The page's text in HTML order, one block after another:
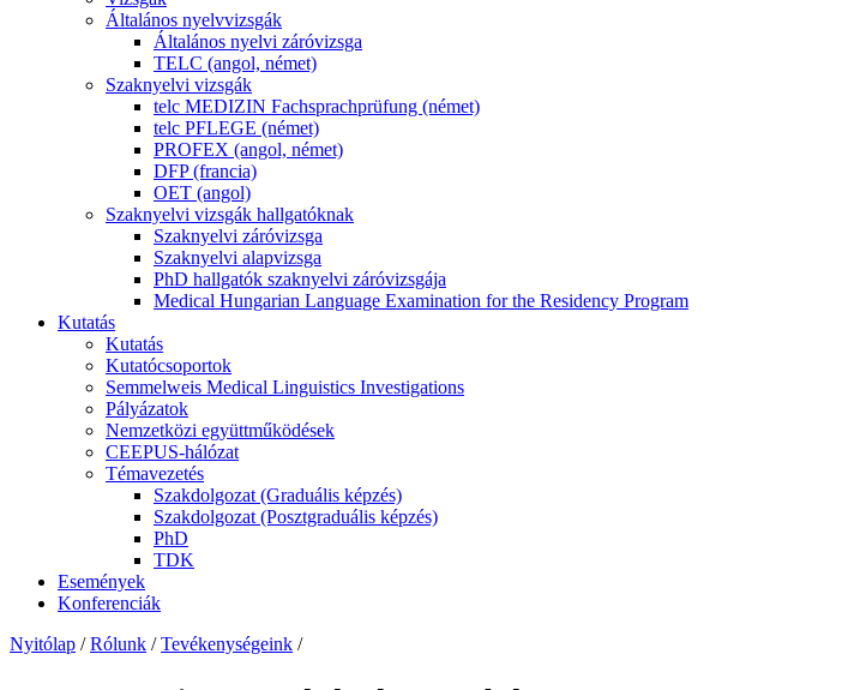
Általános nyelvvizsgák
Általános nyelvi záróvizsga
TELC (angol, német)
Szaknyelvi vizsgák
telc MEDIZIN Fachsprachprüfung (német)
telc PFLEGE (német)
PROFEX (angol, német)
DFP (francia)
OET (angol)
Szaknyelvi vizsgák hallgatóknak
Szaknyelvi záróvizsga
Szaknyelvi alapvizsga
PhD hallgatók szaknyelvi záróvizsgája
Medical Hungarian Language Examination for the Residency Program
Kutatás
Kutatás
Kutatócsoportok
Semmelweis Medical Linguistics Investigations
Pályázatok
Nemzetközi együttműködések
CEEPUS-hálózat
Témavezetés
Szakdolgozat (Graduális képzés)
Szakdolgozat (Posztgraduális képzés)
PhD
TDK
Események
Konferenciák
Nyitólap / Rólunk / Tevékenységeink /